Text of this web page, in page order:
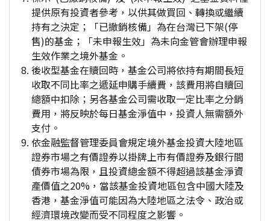
提供原有投資者參考，以供其做買回、轉換或繼續
持有之決定；「已撤銷核備」為在台灣已下架(停
售)的基金；「未申報生效」為未向金管會辦理申報
生效作業之境外基金。
後收型基金在贖回時，基金公司將依持有期間長短
收取不同比率之遞延申購手續費，該費用將自贖回
總額中扣除；另各基金公司需收取一定比率之分銷
費用，將反映於每日基金淨值中，投資人無需額外
支付。
依金融監督管理委員會規定境外基金投資大陸地區
證券市場之有價證券以掛牌上市有價證券及銀行間
債券市場為限，且投資總金額不得超過該基金淨資
產價值之20%，當該基金投資地區包含中國大陸及
香港，基金淨值可能因為大陸地區之法令、政治或
經濟環境改變而受不同程度之影響。